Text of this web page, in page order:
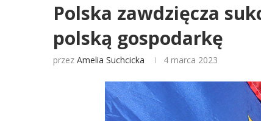
Polska zawdzięcza
polską gospodarkę
przez Amelia Suchcicka 4 marca 2023